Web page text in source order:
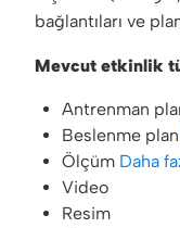
bağlantıları ve
Mevcut etkinlik
Antrenman
Beslenme
Ölçüm Daha
Video
Resim